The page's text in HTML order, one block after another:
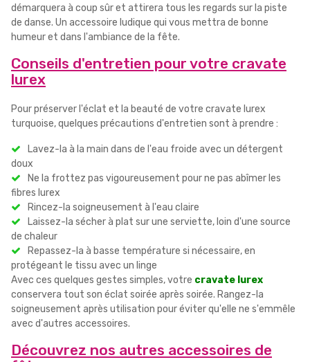
démarquera à coup sûr et attirera tous les regards sur la piste
de danse. Un accessoire ludique qui vous mettra de bonne
humeur et dans l'ambiance de la fête.
Conseils d'entretien pour votre cravate
lurex
Pour préserver l'éclat et la beauté de votre cravate lurex
turquoise, quelques précautions d'entretien sont à prendre :
Lavez-la à la main dans de l'eau froide avec un détergent
doux
Ne la frottez pas vigoureusement pour ne pas abîmer les
fibres lurex
Rincez-la soigneusement à l'eau claire
Laissez-la sécher à plat sur une serviette, loin d'une source
de chaleur
Repassez-la à basse température si nécessaire, en
protégeant le tissu avec un linge
Avec ces quelques gestes simples, votre cravate lurex
conservera tout son éclat soirée après soirée. Rangez-la
soigneusement après utilisation pour éviter qu'elle ne s'emmêle
avec d'autres accessoires.
Découvrez nos autres accessoires de